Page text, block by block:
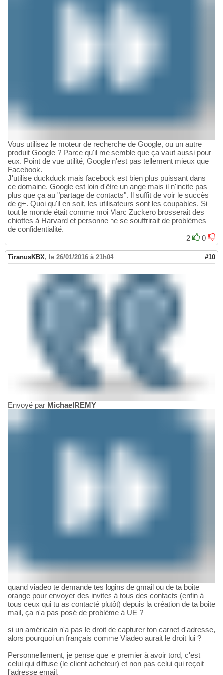
Vous utilisez le moteur de recherche de Google, ou un autre
produit Google ? Parce qu'il me semble que ça vaut aussi pour
eux. Point de vue utilité, Google n'est pas tellement mieux que
Facebook.
J'utilise duckduck mais facebook est bien plus puissant dans
ce domaine. Google est loin d'être un ange mais il n'incite pas
plus que ça au "partage de contacts". Il suffit de voir le succès
de g+. Quoi qu'il en soit, les utilisateurs sont les coupables. Si
tout le monde était comme moi Marc Zuckero brosserait des
chiottes à Harvard et personne ne se souffrirait de problèmes
de confidentialité.
2
0
TiranusKBX, le 26/01/2016 à 21h04 #10
Envoyé par MichaelREMY
quand viadeo te demande tes logins de gmail ou de ta boite
orange pour envoyer des invites à tous des contacts (enfin à
tous ceux qui tu as contacté plutôt) depuis la création de ta boite
mail, ça n'a pas posé de problème à UE ?
si un américain n'a pas le droit de capturer ton carnet d'adresse,
alors pourquoi un français comme Viadeo aurait le droit lui ?
Personnellement, je pense que le premier à avoir tord, c'est
celui qui diffuse (le client acheteur) et non pas celui qui reçoit
l'adresse email.